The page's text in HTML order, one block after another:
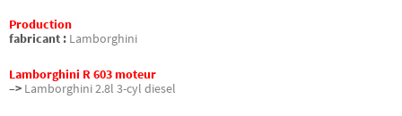
Production
fabricant : Lamborghini
Lamborghini R 603 moteur
–> Lamborghini 2.8l 3-cyl diesel